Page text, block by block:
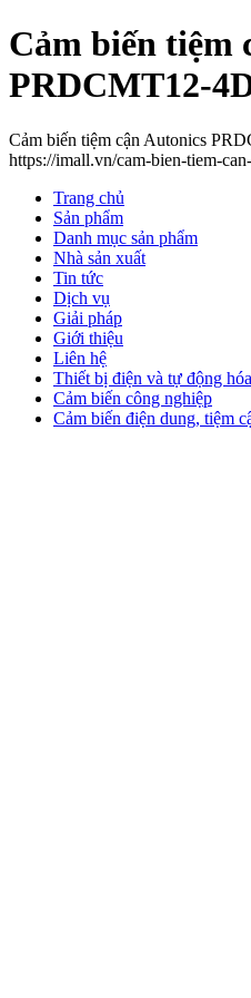
Cảm biến tiệm
PRDCMT12-
Cảm biến tiệm cận Autonics
https://imall.vn/cam-bien-tiem-
Trang chủ
Sản phẩm
Danh mục sản phẩm
Nhà sản xuất
Tin tức
Dịch vụ
Giải pháp
Giới thiệu
Liên hệ
Thiết bị điện và tự động hóa
Cảm biến công nghiệp
Cảm biến điện dung, tiệm